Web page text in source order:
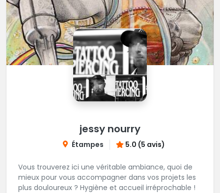
jessy nourry
Étampes 5.0 (5 avis)
Vous trouverez ici une véritable ambiance, quoi de
mieux pour vous accompagner dans vos projets les
plus douloureux ? Hygiène et accueil irréprochable !